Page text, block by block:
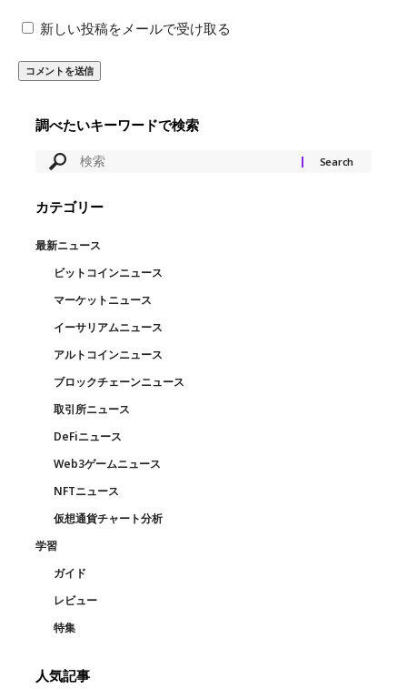
新しい投稿をメールで受け取る
調べたいキーワードで検索
カテゴリー
最新ニュース
ビットコインニュース
マーケットニュース
イーサリアムニュース
アルトコインニュース
ブロックチェーンニュース
取引所ニュース
DeFiニュース
Web3ゲームニュース
NFTニュース
仮想通貨チャート分析
学習
ガイド
レビュー
特集
人気記事